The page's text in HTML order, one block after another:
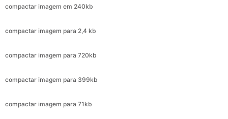
compactar imagem para 720kb
compactar imagem para 399kb
compactar imagem para 71kb
compactar imagem em 1,8 kb
compactar imagem para 50kb